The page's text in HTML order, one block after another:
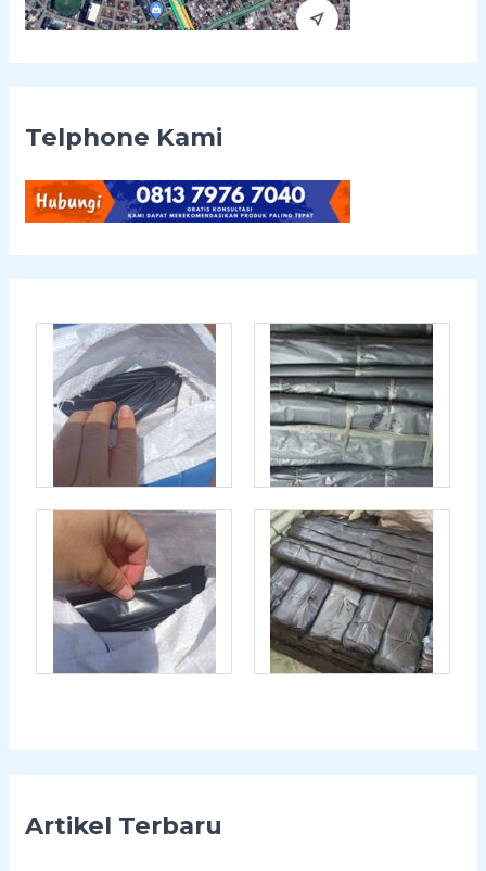
Telphone Kami
Artikel Terbaru